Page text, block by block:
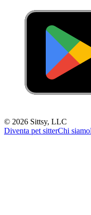
© 2026 Sittsy, LLC
Diventa pet sitterChi siamo